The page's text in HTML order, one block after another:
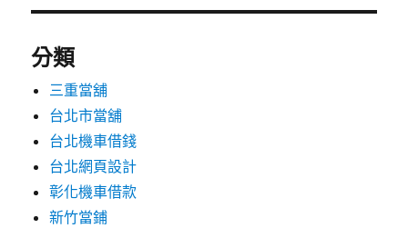
分類
三重當舖
台北市當舖
台北機車借錢
台北網頁設計
彰化機車借款
新竹當鋪